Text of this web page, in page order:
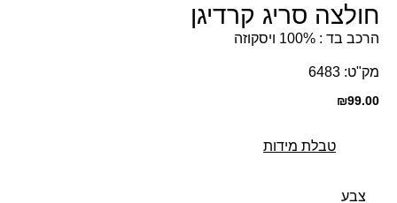
חולצה סריג קרדיגן
הרכב בד : 100% ויסקוזה
מק"ט: 6483
₪99.00
טבלת מידות
צבע